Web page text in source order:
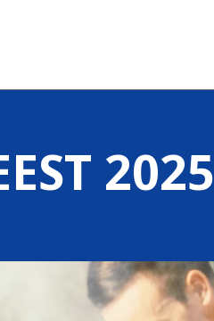
2025